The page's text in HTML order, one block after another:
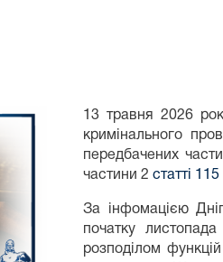
13 травня 2026
кримінального
передбачених
частини 2статті 115
За інфомацією
початку
розподілом